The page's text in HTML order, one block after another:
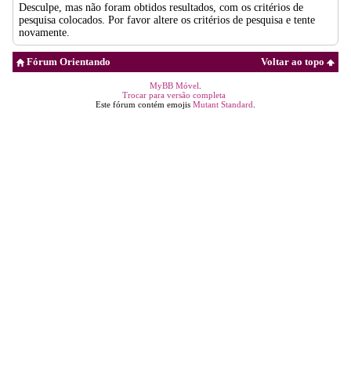
Desculpe, mas não foram obtidos resultados, com os critérios de
pesquisa colocados. Por favor altere os critérios de pesquisa e tente
novamente.
Voltar ao topo
Fórum Orientando
MyBB Móvel
Trocar para versão completa
Este fórum contém emojis Mutant Standard